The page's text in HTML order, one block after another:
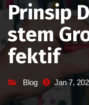
Prinsip
stem
fektif
Blog Jan 7,